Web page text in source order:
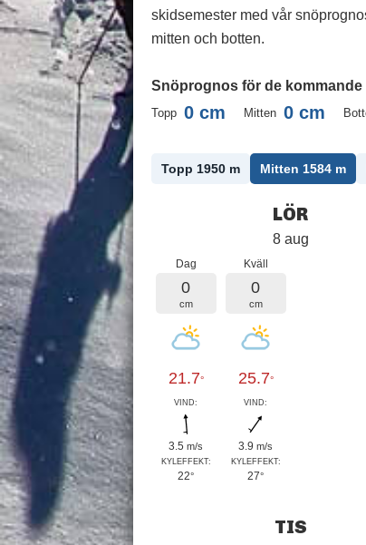
skidsemester med vår
mitten och botten.
Snöprognos för de kommande
Topp 0 cm Mitten 0 cm
Topp 1950 m Mitten 1584 m
LÖR
8 aug
Dag
0
cm
21.7°
VIND:
3.5m/s
KYLEFFEKT:
22°
Kväll
0
cm
25.7°
VIND:
3.9m/s
KYLEFFEKT:
27°
TIS